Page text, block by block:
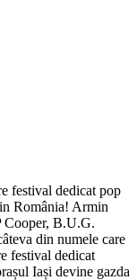
festival dedicat pop
România! Armin
Cooper, B.U.G.
din numele care
festival dedicat
Iași devine gazda